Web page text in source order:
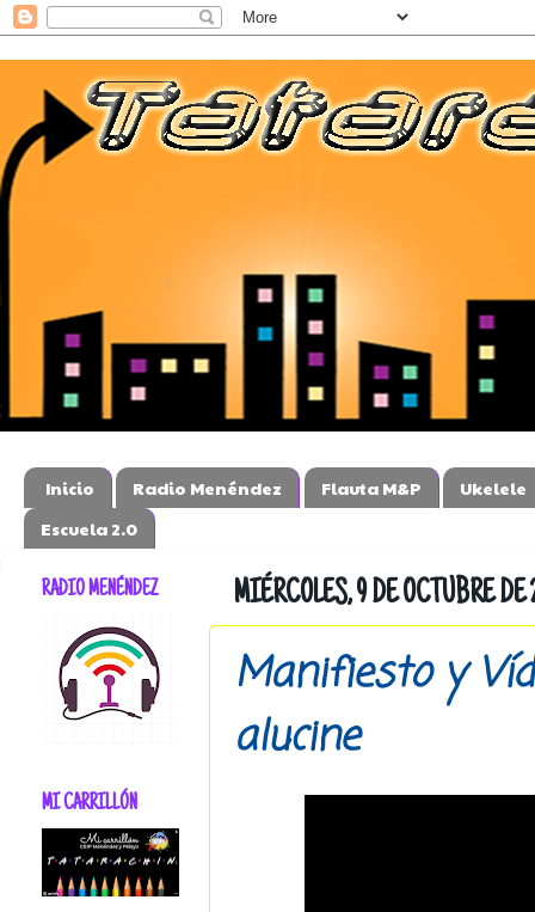
Inicio Radio Menéndez Flauta M&P
Ukelele
Escuela 2.0
MIÉRCOLES, 9 DE OCTUBRE DE
Manifiesto y
alucine
RADIO MENÉNDEZ
MI CARRILLÓN